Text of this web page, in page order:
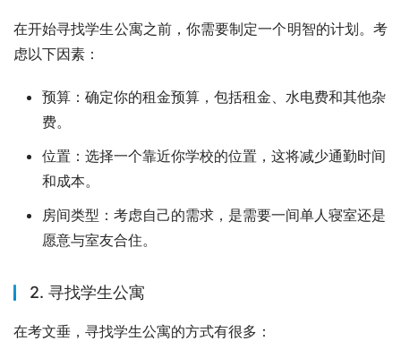
在开始寻找学生公寓之前，你需要制定一个明智的计划。考
虑以下因素：
预算：确定你的租金预算，包括租金、水电费和其他杂
费。
位置：选择一个靠近你学校的位置，这将减少通勤时间
和成本。
房间类型：考虑自己的需求，是需要一间单人寝室还是
愿意与室友合住。
2. 寻找学生公寓
在考文垂，寻找学生公寓的方式有很多：